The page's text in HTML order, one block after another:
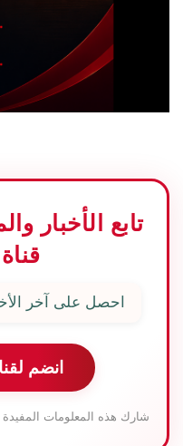
تابع الأخبار
احصل على آخر
انضم
شارك هذه المعلومات